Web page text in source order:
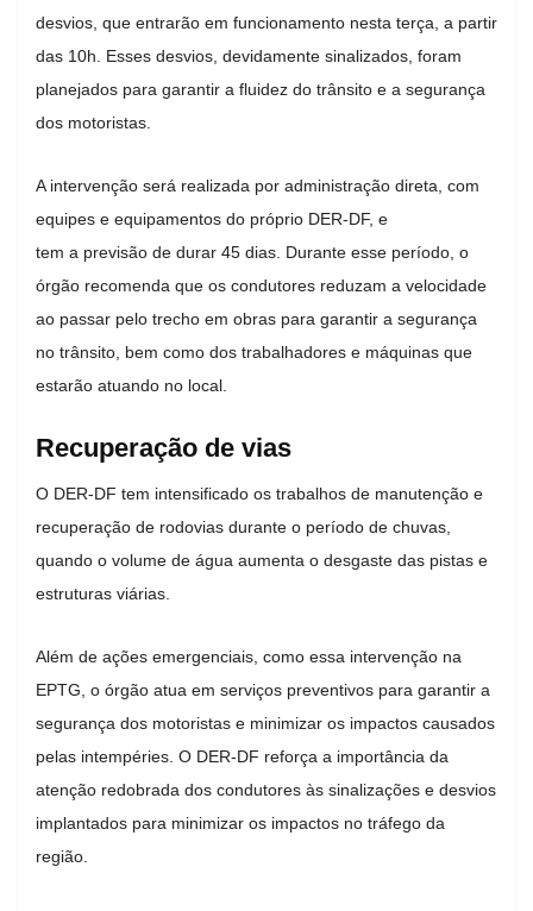
desvios, que entrarão em funcionamento nesta terça, a partir
das 10h. Esses desvios, devidamente sinalizados, foram
planejados para garantir a fluidez do trânsito e a segurança
dos motoristas.
A intervenção será realizada por administração direta, com
equipes e equipamentos do próprio DER-DF, e
tem a previsão de durar 45 dias. Durante esse período, o
órgão recomenda que os condutores reduzam a velocidade
ao passar pelo trecho em obras para garantir a segurança
no trânsito, bem como dos trabalhadores e máquinas que
estarão atuando no local.
Recuperação de vias
O DER-DF tem intensificado os trabalhos de manutenção e
recuperação de rodovias durante o período de chuvas,
quando o volume de água aumenta o desgaste das pistas e
estruturas viárias.
Além de ações emergenciais, como essa intervenção na
EPTG, o órgão atua em serviços preventivos para garantir a
segurança dos motoristas e minimizar os impactos causados
pelas intempéries. O DER-DF reforça a importância da
atenção redobrada dos condutores às sinalizações e desvios
implantados para minimizar os impactos no tráfego da
região.